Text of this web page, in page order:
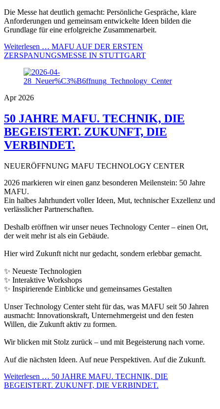
Die Messe hat deutlich gemacht: Persönliche Gespräche, klare
Anforderungen und gemeinsam entwickelte Ideen bilden die
Grundlage für eine erfolgreiche Zusammenarbeit.
Weiterlesen … MAFU AUF DER ERSTEN
ZERSPANUNGSMESSE IN STUTTGART
Apr 2026
50 JAHRE MAFU. TECHNIK, DIE
BEGEISTERT. ZUKUNFT, DIE
VERBINDET.
NEUERÖFFNUNG MAFU TECHNOLOGY CENTER
2026 markieren wir einen ganz besonderen Meilenstein: 50 Jahre
MAFU.
Ein halbes Jahrhundert voller Ideen, Mut, technischer Exzellenz und
verlässlicher Partnerschaften.
Deshalb eröffnen wir unser neues Technology Center – einen Ort,
der weit mehr ist als ein Gebäude.
Hier wird Zukunft nicht nur gedacht, sondern erlebbar gemacht.
✨ Neueste Technologien
✨ Interaktive Workshops
✨ Inspirierende Einblicke und gemeinsames Gestalten
Unser Technology Center steht für das, was MAFU seit 50 Jahren
ausmacht: Innovationskraft, Unternehmergeist und den festen
Willen, die Zukunft aktiv zu formen.
Wir blicken mit Stolz zurück – und mit Begeisterung nach vorne.
Auf die nächsten Ideen. Auf neue Perspektiven. Auf die Zukunft.
Weiterlesen … 50 JAHRE MAFU. TECHNIK, DIE
BEGEISTERT. ZUKUNFT, DIE VERBINDET.